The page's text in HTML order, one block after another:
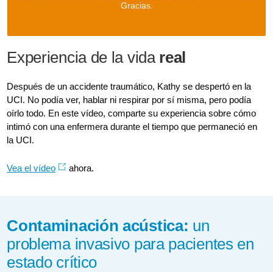
Gracias.
Experiencia de la vida real
Después de un accidente traumático, Kathy se despertó en la
UCI. No podía ver, hablar ni respirar por sí misma, pero podía
oírlo todo. En este vídeo, comparte su experiencia sobre cómo
intimó con una enfermera durante el tiempo que permaneció en
la UCI.
Vea el vídeo ahora.
Contaminación acústica: un
problema invasivo para pacientes en
estado crítico